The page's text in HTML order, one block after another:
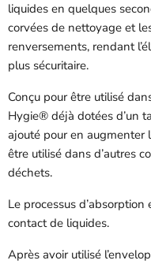
liquides en quelques
corvées de nettoyage et
renversements, rendant
plus sécuritaire.
Conçu pour être utilisé
Hygie® déjà dotées d’un
ajouté pour en augmenter
être utilisé dans d’autres
déchets.
Le processus
contact de liquides.
Après avoir utilisé